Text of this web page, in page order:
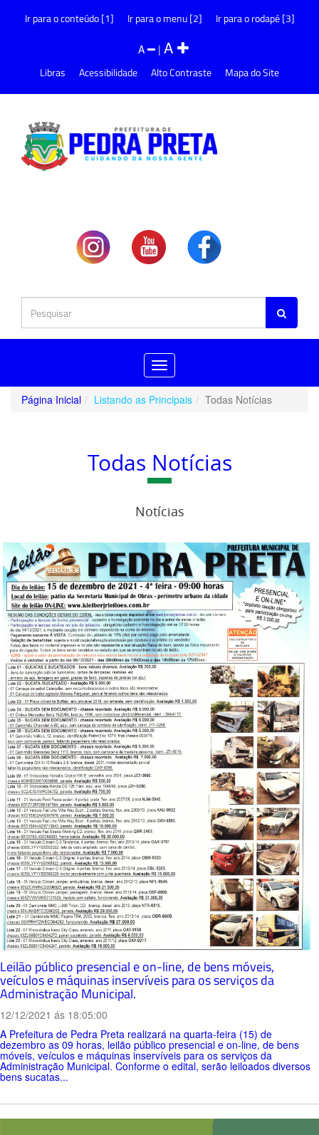
Ir para o conteúdo [1] Ir para o menu [2] Ir para o rodapé [3]
A |A
Libras Acessibilidade Alto Contraste Mapa do Site
Toggle
navigation
Página Inicial
Listando as Principais Todas Notícias
Todas Notícias
Notícias
Leilão público presencial e on-line, de bens móveis,
veículos e máquinas inservíveis para os serviços da
Administração Municipal.
12/12/2021 ás 18:05:00
A Prefeitura de Pedra Preta realizará na quarta-feira (15) de
dezembro as 09 horas, leilão público presencial e on-line, de bens
móveis, veículos e máquinas inservíveis para os serviços da
Administração Municipal. Conforme o edital, serão leiloados diversos
bens sucatas...